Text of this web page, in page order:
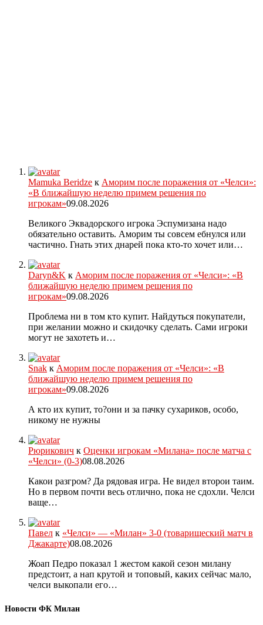
Mamuka Beridze к Аморим после поражения от «Челси»:
«В ближайшую неделю примем решения по
игрокам»09.08.2026
Великого Эквадорского игрока Эспумизана надо
обязательно оставить. Аморим ты совсем ебнулся или
частично. Гнать этих днарей пока кто-то хочет или…
Daryn&K к Аморим после поражения от «Челси»: «В
ближайшую неделю примем решения по
игрокам»09.08.2026
Проблема ни в том кто купит. Найдуться покупатели,
при желании можно и скидочку сделать. Сами игроки
могут не захотеть и…
Snak к Аморим после поражения от «Челси»: «В
ближайшую неделю примем решения по
игрокам»09.08.2026
А кто их купит, то?они и за пачку сухариков, особо,
никому не нужны
Рюрикович к Оценки игрокам «Милана» после матча с
«Челси» (0-3)08.08.2026
Какои разгром? Да рядовая игра. Не видел второи таим.
Но в первом почти весь отлично, пока не сдохли. Челси
ваще…
Павел к «Челси» — «Милан» 3-0 (товарищеский матч в
Джакарте)08.08.2026
Жоап Педро показал 1 жестом какой сезон милану
предстоит, а нап крутой и топовый, каких сейчас мало,
челси выкопали его…
Новости ФК Милан